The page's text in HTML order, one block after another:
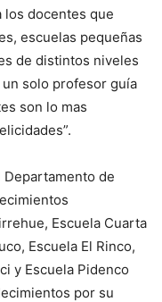
los docentes que
escuelas pequeñas
de distintos niveles
solo profesor guía
son lo mas
Departamento de
Escuela Cuarta
Escuela El Rinco,
y Escuela Pidenco
por su